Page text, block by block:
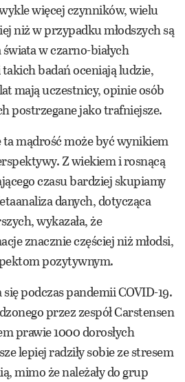
więcej czynników, wielu
niż w przypadku młodszych są
w czarno-białych
badań oceniają ludzie,
mają uczestnicy, opinie osób
postrzegane jako trafniejsze.
ta mądrość może być wynikiem
Z wiekiem i rosnącą
czasu bardziej skupiamy
danych, dotycząca
wykazała, że
znacznie częściej niż młodsi,
pozytywnym.
podczas pandemii COVID-19.
przez zespół Carstensen
prawie 1000 dorosłych
lepiej radziły sobie ze stresem
mimo że należały do grup